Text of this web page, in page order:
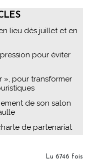
lieu dès juillet et en
pour éviter
», pour transformer
de son salon
de partenariat
Lu 6746 fois